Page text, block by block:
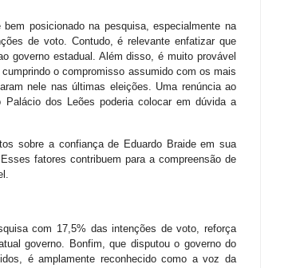
posicionado na pesquisa, especialmente na
de voto. Contudo, é relevante enfatizar que
governo estadual. Além disso, é muito provável
o compromisso assumido com os mais
nele nas últimas eleições. Uma renúncia ao
dos Leões poderia colocar em dúvida a
sobre a confiança de Eduardo Braide em sua
fatores contribuem para a compreensão de
com 17,5% das intenções de voto, reforça
governo. Bonfim, que disputou o governo do
é amplamente reconhecido como a voz da